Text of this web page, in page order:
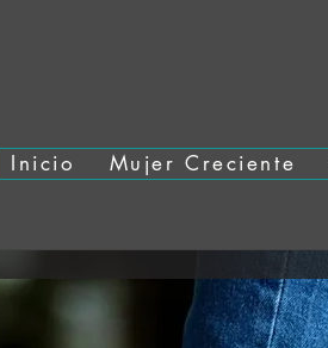
Inicio Mujer Creciente